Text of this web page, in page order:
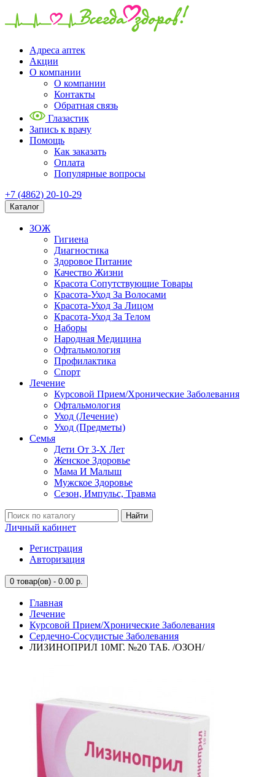
Адреса аптек
Акции
О компании
О компании
Контакты
Обратная связь
Глазастик
Запись к врачу
Помощь
Как заказать
Оплата
Популярные вопросы
+7 (4862) 20-10-29
Каталог
ЗОЖ
Гигиена
Диагностика
Здоровое Питание
Качество Жизни
Красота Сопутствующие Товары
Красота-Уход За Волосами
Красота-Уход За Лицом
Красота-Уход За Телом
Наборы
Народная Медицина
Офтальмология
Профилактика
Спорт
Лечение
Курсовой Прием/Хронические Заболевания
Офтальмология
Уход (Лечение)
Уход (Предметы)
Семья
Дети От 3-Х Лет
Женское Здоровье
Мама И Малыш
Мужское Здоровье
Сезон, Импульс, Травма
Найти
Личный кабинет
Регистрация
Авторизация
0 товар(ов) - 0.00 р.
Главная
Лечение
Курсовой Прием/Хронические Заболевания
Сердечно-Сосудистые Заболевания
ЛИЗИНОПРИЛ 10МГ. №20 ТАБ. /ОЗОН/